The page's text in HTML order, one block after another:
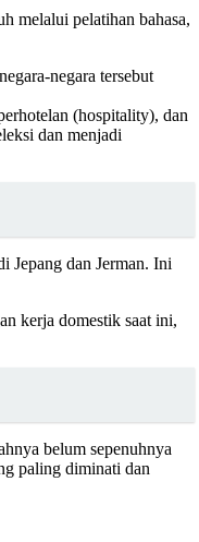
melalui pelatihan bahasa,
negara tersebut
(hospitality), dan
dan menjadi
Jepang dan Jerman. Ini
kerja domestik saat ini,
belum sepenuhnya
paling diminati dan